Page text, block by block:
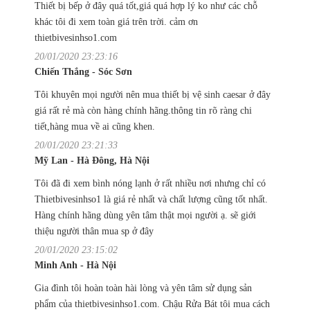
Thiết bị bếp ở đây quá tốt,giá quá hợp lý ko như các chỗ
khác tôi đi xem toàn giá trên trời. cảm ơn
thietbivesinhso1.com
20/01/2020 23:23:16
Chiến Thắng - Sóc Sơn
Tôi khuyên mọi người nên mua thiết bị vệ sinh caesar ở đây
giá rất rẻ mà còn hàng chính hãng.thông tin rõ ràng chi
tiết,hàng mua về ai cũng khen.
20/01/2020 23:21:33
Mỹ Lan - Hà Đông, Hà Nội
Tôi đã đi xem bình nóng lạnh ở rất nhiều nơi nhưng chỉ có
Thietbivesinhso1 là giá rẻ nhất và chất lượng cũng tốt nhất.
Hàng chính hãng dùng yên tâm thật mọi người ạ. sẽ giới
thiệu người thân mua sp ở đây
20/01/2020 23:15:02
Minh Anh - Hà Nội
Gia đình tôi hoàn toàn hài lòng và yên tâm sử dụng sản
phẩm của thietbivesinhso1.com. Chậu Rửa Bát tôi mua cách